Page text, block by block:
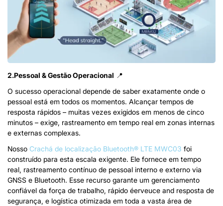
2.Pessoal & Gestão Operacional 📍
O sucesso operacional depende de saber exatamente onde o
pessoal está em todos os momentos. Alcançar tempos de
resposta rápidos – muitas vezes exigidos em menos de cinco
minutos – exige, rastreamento em tempo real em zonas internas
e externas complexas.
Nosso Crachá de localização Bluetooth® LTE MWC03 foi
construído para esta escala exigente. Ele fornece em tempo
real, rastreamento contínuo de pessoal interno e externo via
GNSS e Bluetooth. Esse recurso garante um gerenciamento
confiável da força de trabalho, rápido éerveuce and resposta de
segurança, e logística otimizada em toda a vasta área de